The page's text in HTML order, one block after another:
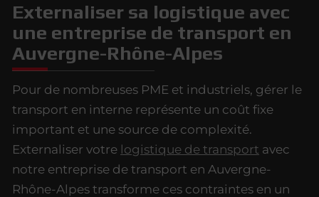
Externaliser sa logistique avec
une entreprise de transport en
Auvergne-Rhône-Alpes
Pour de nombreuses PME et industriels, gérer le
transport en interne représente un coût fixe
important et une source de complexité.
Externaliser votre logistique de transport avec
notre entreprise de transport en Auvergne-
Rhône-Alpes transforme ces contraintes en un